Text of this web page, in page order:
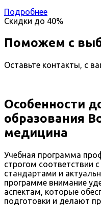
Подробнее
Скидки до 40%
Поможем с
Оставьте контакты, с
Особенности
образования
медицина
Учебная программа
строгом соответствии
стандартами и
программе внимание
аспектам, которые
подготовки и делают